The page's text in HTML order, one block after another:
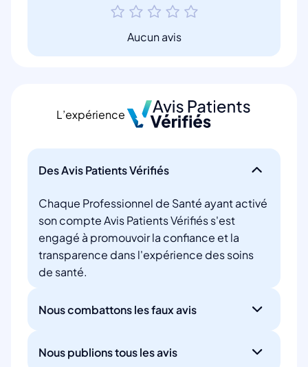
Aucun avis
L’expérience
Des Avis Patients Vérifiés
Chaque Professionnel de Santé ayant activé
son compte Avis Patients Vérifiés s'est
engagé à promouvoir la confiance et la
transparence dans l'expérience des soins
de santé.
Nous combattons les faux avis
Nous publions tous les avis